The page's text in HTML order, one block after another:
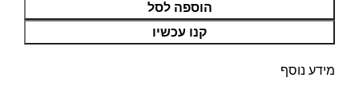
הוספה לסל
קנו עכשיו
מידע נוסף